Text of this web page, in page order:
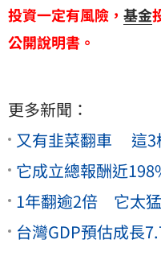
投資一定有風險， 基金
公開說明書。
更多新聞：
又有韭菜翻車 這3
它成立總報酬近
1年翻逾2倍 它太猛
台灣GDP預估成長